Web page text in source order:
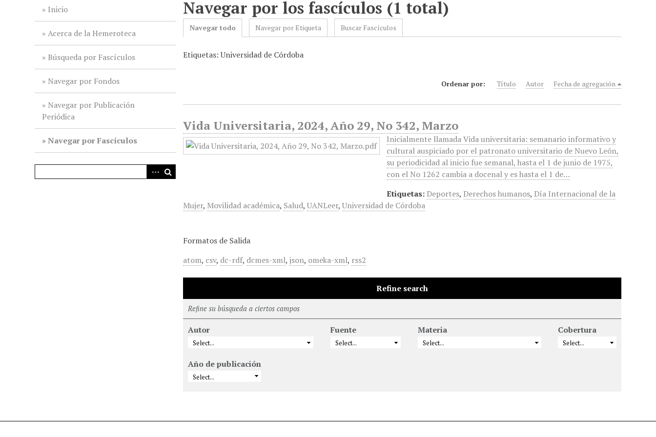
Inicio
Acerca de la Hemeroteca
Búsqueda por Fascículos
Navegar por Fondos
Navegar por Publicación
Periódica
Navegar por Fascículos
Navegar por los fascículos (1 total)
Navegar todo Navegar por Etiqueta Buscar Fascículos
Etiquetas: Universidad de Córdoba
Ordenar por: Título Autor Fecha de agregación
Vida Universitaria, 2024, Año 29, No 342, Marzo
Inicialmente llamada Vida universitaria: semanario informativo y
cultural auspiciado por el patronato universitario de Nuevo León,
su periodicidad al inicio fue semanal, hasta el 1 de junio de 1975,
con el No 1262 cambia a docenal y es hasta el 1 de…
Etiquetas: Deportes, Derechos humanos, Día Internacional de la
Mujer, Movilidad académica, Salud,UANLeer,Universidad de Córdoba
Formatos de Salida
atom, csv, dc-rdf, dcmes-xml,json, omeka-xml, rss2
Refine search
Refine su búsqueda a ciertos campos
Autor Fuente Materia Cobertura
Año de publicación